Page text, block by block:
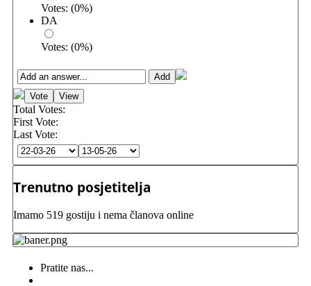
Votes: (0%)
DA
Votes: (0%)
Total Votes:
First Vote:
Last Vote:
Trenutno posjetitelja
Imamo 519 gostiju i nema članova online
Pratite nas...